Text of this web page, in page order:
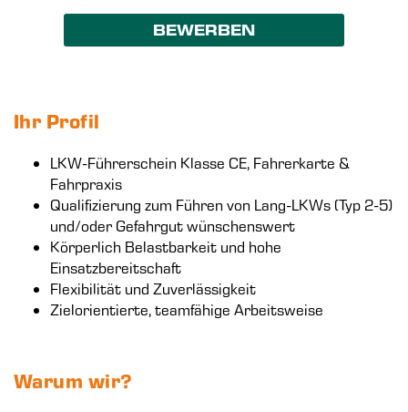
BEWERBEN
Ihr Profil
LKW-Führerschein Klasse CE, Fahrerkarte &
Fahrpraxis
Qualifizierung zum Führen von Lang-LKWs (Typ 2-5)
und/oder Gefahrgut wünschenswert
Körperlich Belastbarkeit und hohe
Einsatzbereitschaft
Flexibilität und Zuverlässigkeit
Zielorientierte, teamfähige Arbeitsweise
Warum wir?